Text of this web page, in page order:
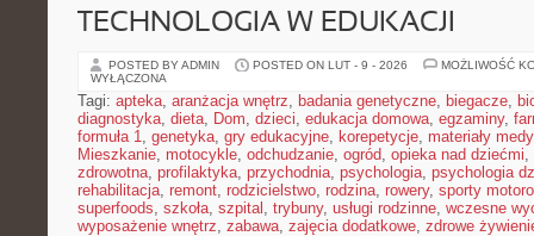
TECHNOLOGIA W EDUKACJI
POSTED BY ADMIN POSTED ON LUT - 9 - 2026
MOŻLIWOŚĆ
WYŁĄCZONA
Tagi: apteka, aranżacja wnętrz, badania genetyczne, biegacze,
diagnostyka, dieta, Dom, dzieci, edukacja domowa, egzaminy,
formuła 1, genetyka, gry edukacyjne, korepetycje, materiały
Mieszkanie, motocykle, odchudzanie, ogród, opieka nad dziećmi,
zdrowotna, profilaktyka, przychodnia, psychologia, psychologia
rehabilitacja, remont, rodzicielstwo, rodzina, rowery, sporty
superfoods, szkoła, szpital , trybuny, usługi rodzinne, wczesne
wyposażenie wnętrz, zabawa, zajęcia dodatkowe, zdrowe